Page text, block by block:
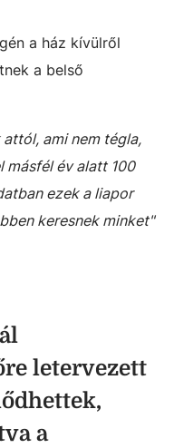
a ház kívülről
a belső
ami nem tégla,
másfél év alatt 100
ezek a liapor
keresnek minket"
letervezett
a